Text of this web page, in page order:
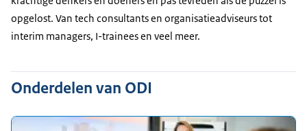
opgelost. Van tech consultants en organisatieadviseurs tot
interim managers, I-trainees en veel meer.
Onderdelen van ODI